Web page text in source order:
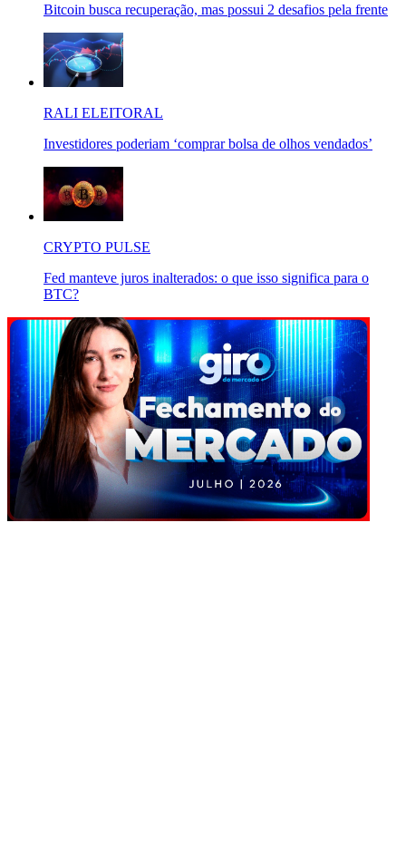
Bitcoin busca recuperação, mas possui 2 desafios pela frente
RALI ELEITORAL
Investidores poderiam ‘comprar bolsa de olhos vendados’
CRYPTO PULSE
Fed manteve juros inalterados: o que isso significa para o
BTC?